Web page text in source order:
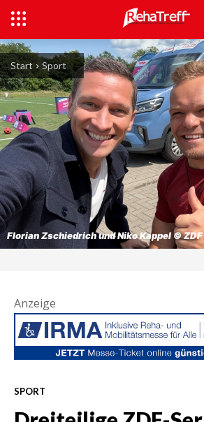
Start Sport
Florian Zschiedrich und Niko Kappel © ZDF
Anzeige
SPORT